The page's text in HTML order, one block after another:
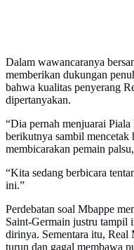
Dalam wawancaranya
memberikan dukungan
bahwa kualitas penyerang
dipertanyakan.
“Dia pernah menjuarai
berikutnya sambil
membicarakan pemain
“Kita sedang berbicara
ini.”
Perdebatan soal Mbappe
Saint-Germain justru tampil
dirinya. Sementara itu,
turun dan gagal membawa